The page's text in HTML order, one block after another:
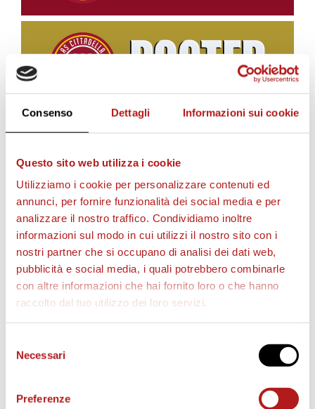
Consenso Dettagli Informazioni sui cookie
Questo sito web utilizza i cookie
Utilizziamo i cookie per personalizzare contenuti ed
annunci, per fornire funzionalità dei social media e per
analizzare il nostro traffico. Condividiamo inoltre
informazioni sul modo in cui utilizzi il nostro sito con i
nostri partner che si occupano di analisi dei dati web,
pubblicità e social media, i quali potrebbero combinarle
con altre informazioni che hai fornito loro o che hanno
raccolto dal tuo utilizzo dei loro servizi.
delNecessari
Preferenze
BIGLIETTI
AS CITTADELLA STORE